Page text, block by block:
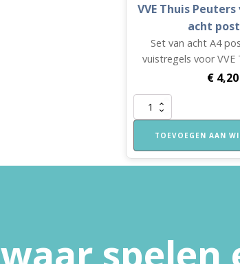
VVE Thuis
acht
Set van acht A4
vuistregels voor VVE
€4,20
Thuis
Peuters
-
TOEVOEGEN AAN
waar spelen